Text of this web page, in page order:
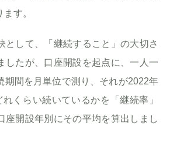
す。
として、「継続すること」の大切さ
したが、口座開設を起点に、一人一
期間を月単位で測り、それが2022年
くらい続いているかを「継続率」
座開設年別にその平均を算出しまし